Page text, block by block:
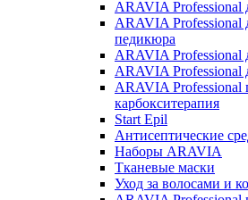
ARAVIA Professional
ARAVIA Professional
педикюра
ARAVIA Professional
ARAVIA Professional
ARAVIA Professional
карбокситерапия
Start Epil
Антисептические
Наборы ARAVIA
Тканевые маски
Уход за волосами и